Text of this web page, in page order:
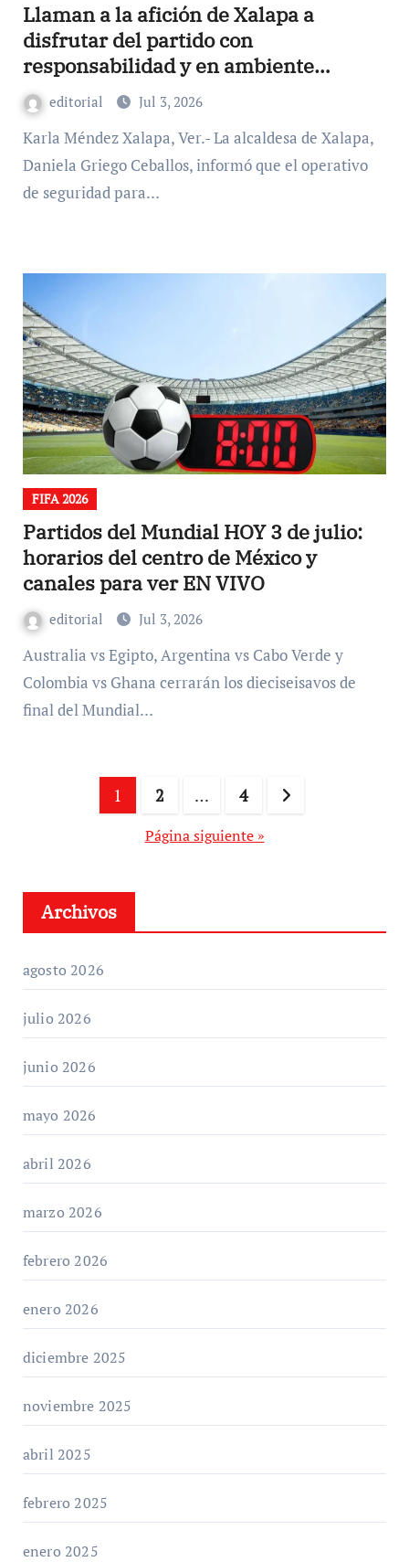
Llaman a la afición de Xalapa a
disfrutar del partido con
responsabilidad y en ambiente
familiar
editorial Jul 3, 2026
Karla Méndez Xalapa, Ver.- La alcaldesa de Xalapa,
Daniela Griego Ceballos, informó que el operativo
de seguridad para…
FIFA 2026
Partidos del Mundial HOY 3 de julio:
horarios del centro de México y
canales para ver EN VIVO
editorial Jul 3, 2026
Australia vs Egipto, Argentina vs Cabo Verde y
Colombia vs Ghana cerrarán los dieciseisavos de
final del Mundial…
Paginación
1 2 … 4
Página siguiente »
Archivos
agosto 2026
julio 2026
junio 2026
mayo 2026
abril 2026
marzo 2026
febrero 2026
enero 2026
diciembre 2025
noviembre 2025
abril 2025
febrero 2025
enero 2025